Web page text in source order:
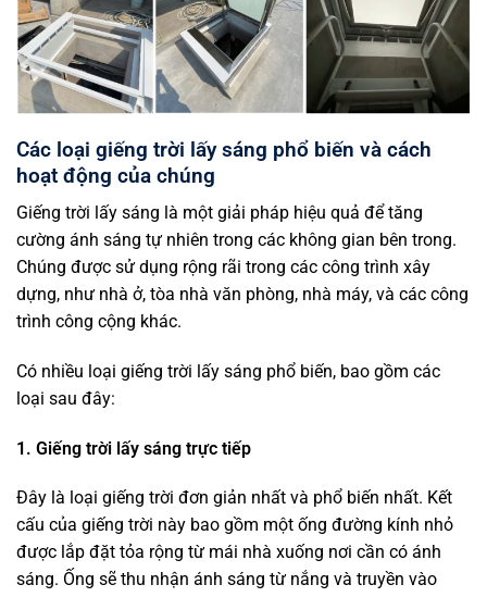
Các loại giếng trời lấy sáng phổ biến và cách
hoạt động của chúng
Giếng trời lấy sáng là một giải pháp hiệu quả để tăng
cường ánh sáng tự nhiên trong các không gian bên trong.
Chúng được sử dụng rộng rãi trong các công trình xây
dựng, như nhà ở, tòa nhà văn phòng, nhà máy, và các công
trình công cộng khác.
Có nhiều loại giếng trời lấy sáng phổ biến, bao gồm các
loại sau đây:
1. Giếng trời lấy sáng trực tiếp
Đây là loại giếng trời đơn giản nhất và phổ biến nhất. Kết
cấu của giếng trời này bao gồm một ống đường kính nhỏ
được lắp đặt tỏa rộng từ mái nhà xuống nơi cần có ánh
sáng. Ống sẽ thu nhận ánh sáng từ nắng và truyền vào